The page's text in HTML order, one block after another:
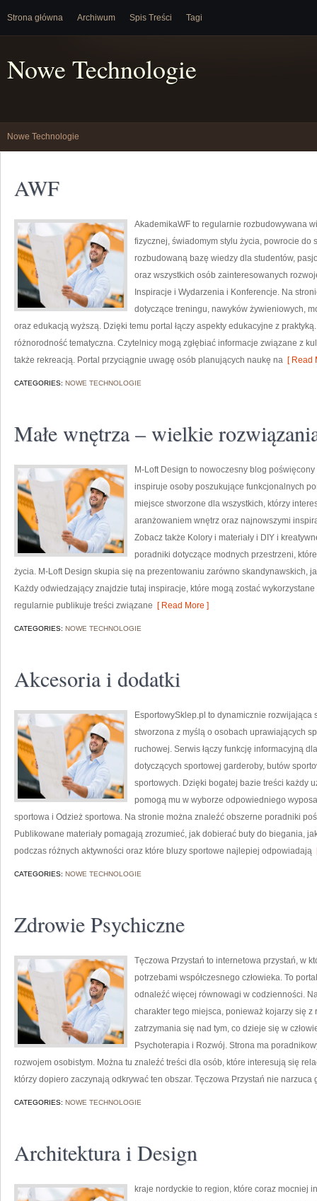
Strona główna Archiwum Spis Treści Tagi
Nowe Technologie
Nowe Technologie
AWF
AkademikaWF to regularnie rozbudowywana
fizycznej, świadomym stylu życia, powrocie
rozbudowaną bazę wiedzy dla studentów,
oraz wszystkich osób zainteresowanych
Inspiracje i Wydarzenia i Konferencje. Na
dotyczące treningu, nawyków żywieniowych,
oraz edukacją wyższą. Dzięki temu portal łączy aspekty edukacyjne z
różnorodność tematyczna. Czytelnicy mogą zgłębiać informacje związane z
także rekreacją. Portal przyciągnie uwagę osób planujących naukę na [ Read
CATEGORIES: NOWE TECHNOLOGIE
Małe wnętrza – wielkie
M-Loft Design to nowoczesny blog
inspiruje osoby poszukujące funkcjonalnych
miejsce stworzone dla wszystkich, którzy
aranżowaniem wnętrz oraz najnowszymi
Zobacz także Kolory i materiały i DIY i
poradniki dotyczące modnych przestrzeni,
życia. M-Loft Design skupia się na prezentowaniu zarówno skandynawskich,
Każdy odwiedzający znajdzie tutaj inspiracje, które mogą zostać
regularnie publikuje treści związane [ Read More ]
CATEGORIES: NOWE TECHNOLOGIE
Akcesoria i dodatki
EsportowySklep.pl to dynamicznie rozwijająca
stworzona z myślą o osobach uprawiających
ruchowej. Serwis łączy funkcję informacyjną
dotyczących sportowej garderoby, butów
sportowych. Dzięki bogatej bazie treści każdy
pomogą mu w wyborze odpowiedniego
sportowa i Odzież sportowa. Na stronie można znaleźć obszerne poradniki
Publikowane materiały pomagają zrozumieć, jak dobierać buty do biegania,
podczas różnych aktywności oraz które bluzy sportowe najlepiej odpowiadają
CATEGORIES: NOWE TECHNOLOGIE
Zdrowie Psychiczne
Tęczowa Przystań to internetowa przystań, w
potrzebami współczesnego człowieka. To
odnaleźć więcej równowagi w codzienności.
charakter tego miejsca, ponieważ kojarzy się
zatrzymania się nad tym, co dzieje się w
Psychoterapia i Rozwój. Strona ma
rozwojem osobistym. Można tu znaleźć treści dla osób, które interesują się
którzy dopiero zaczynają odkrywać ten obszar. Tęczowa Przystań nie narzuca
CATEGORIES: NOWE TECHNOLOGIE
Architektura i Design
kraje nordyckie to region, które coraz mocniej